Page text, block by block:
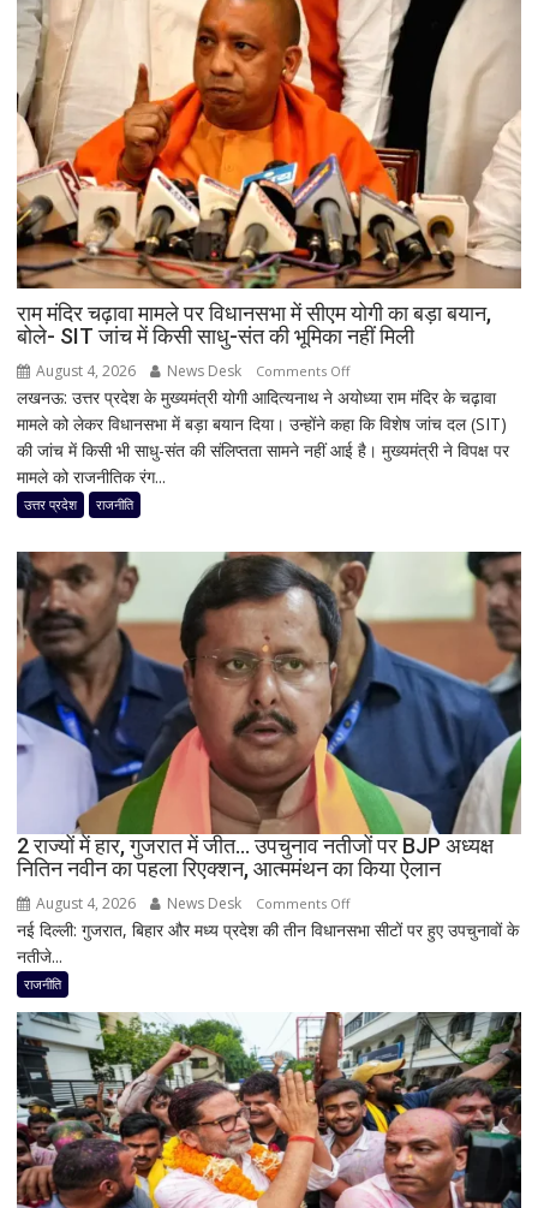
लेकर
महाराष्ट्र
और
पूर्वोत्तर
तक
आज
मूसलाधार
बारिश,
जानिए
दिल्ली
समेत
देशभर
का
राम मंदिर चढ़ावा मामले पर विधानसभा में सीएम योगी का बड़ा बयान,
बोले- SIT जांच में किसी साधु-संत की भूमिका नहीं मिली
August 4, 2026 News Desk Comments Offon
राम
मंदिर
चढ़ावा
में
सीएम
योगी
का
बड़ा
बयान,
बोले-
SIT
जांच
में
किसी
साधु-
संत
की
भूमिका
लखनऊ: उत्तर प्रदेश के मुख्यमंत्री योगी आदित्यनाथ ने अयोध्या राम मंदिर के चढ़ावा
मामले को लेकर विधानसभा में बड़ा बयान दिया। उन्होंने कहा कि विशेष जांच दल (SIT)
की जांच में किसी भी साधु-संत की संलिप्तता सामने नहीं आई है। मुख्यमंत्री ने विपक्ष पर
मामले को राजनीतिक रंग...
उत्तर प्रदेश राजनीति
2 राज्यों में हार, गुजरात में जीत… उपचुनाव नतीजों पर BJP अध्यक्ष
नितिन नवीन का पहला रिएक्शन, आत्ममंथन का किया ऐलान
August 4, 2026 News Desk Comments Offon
2
गुजरात
में
जीत…
उपचुनाव
नतीजों
पर
BJP
नई दिल्ली: गुजरात, बिहार और मध्य प्रदेश की तीन विधानसभा सीटों पर हुए उपचुनावों के
नतीजे...
राजनीति